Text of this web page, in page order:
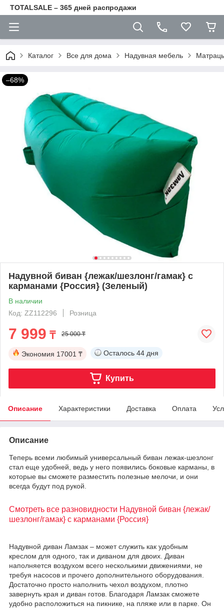
TOTALSALE – 365 дней распродажи
Каталог Все для дома Надувная мебель
–68%
Надувной биван {лежак/шезлонг/гамак} с
карманами {Россия} (Зеленый)
В наличии
Код: ZZ112296
Розница
7 999 ₸ 25 000 ₸
Экономия 17001 ₸ Осталось 44 дня
Купить
Описание Характеристики Доставка Оплата
Описание
Теперь всеми любимый универсальный биван лежак-шезлонг
стал еще удобней, ведь у него появились боковые карманы, в
которые вы сможете разместить полезные мелочи, и они
всегда будут под рукой.
Смотреть все разновидности Надувной биван {лежак/
шезлонг/гамак} с карманами {Россия}
Надувной диван Ламзак – может служить как удобным
креслом для одного, так и диваном для двоих. Диван
наполняется воздухом всего несколькими движениями, не
требуя насосов и прочего дополнительного оборудования.
Достаточно просто наполнить чехол воздухом, плотно
завернуть края и диван готов. Благодаря Ламзак сможете
удобно расположиться на пикнике, на пляже или в парке. Он